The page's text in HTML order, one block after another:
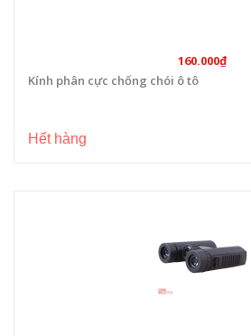
160.000₫
Kính phân cực chống chói ô tô
Hết hàng